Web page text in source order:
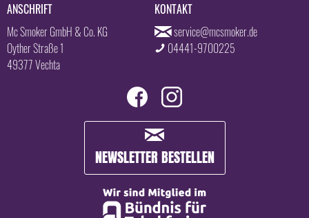
ANSCHRIFT
Mc Smoker GmbH & Co. KG
Oyther Straße 1
49377 Vechta
KONTAKT
service@mcsmoker.de
04441-9700225
NEWSLETTER BESTELLEN